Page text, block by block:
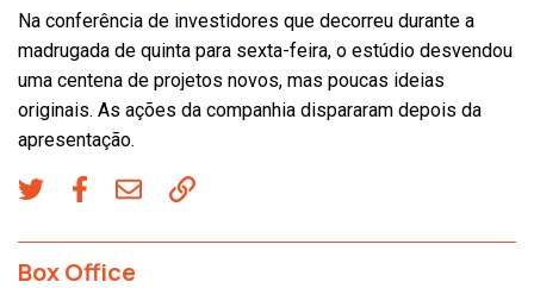
Na conferência de investidores que decorreu durante a
madrugada de quinta para sexta-feira, o estúdio desvendou
uma centena de projetos novos, mas poucas ideias
originais. As ações da companhia dispararam depois da
apresentação.
Box Office